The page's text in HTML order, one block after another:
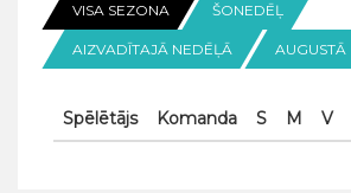
VISA SEZONA ŠONEDĒĻ
AIZVADĪTAJĀ NEDĒĻĀ AUGUSTĀ
Spēlētājs Komanda S M V